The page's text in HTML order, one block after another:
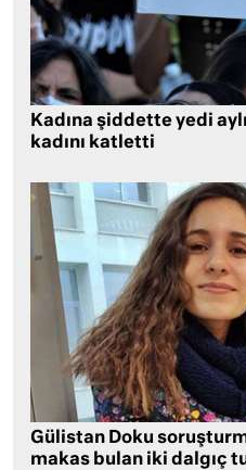
Kadına şiddette yedi
kadını katletti
Gülistan Doku
makas bulan iki dalgıç